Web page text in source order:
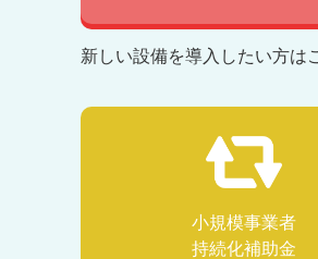
新しい設備を導入したい方は
小規模事業者
持続化補助金